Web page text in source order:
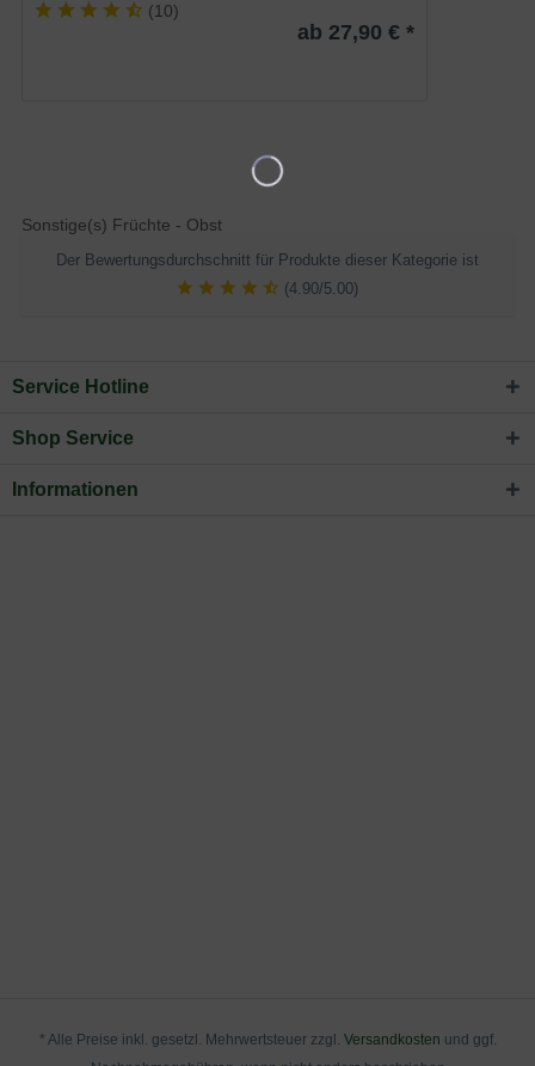
(10)
ab 27,90 € *
Sonstige(s) Früchte - Obst
Der Bewertungsdurchschnitt für Produkte dieser Kategorie ist
(4.90/5.00)
Service Hotline
Shop Service
Informationen
* Alle Preise inkl. gesetzl. Mehrwertsteuer zzgl. Versandkosten und ggf.